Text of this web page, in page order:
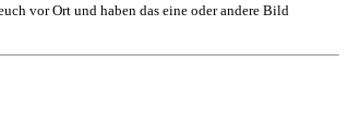
vor Ort und haben das eine oder andere Bild